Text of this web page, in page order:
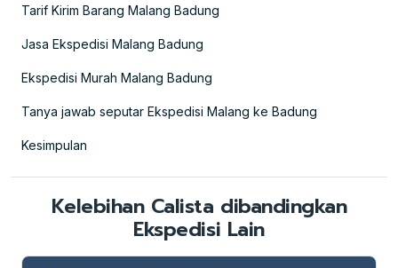
Tarif Kirim Barang Malang Badung
Jasa Ekspedisi Malang Badung
Ekspedisi Murah Malang Badung
Tanya jawab seputar Ekspedisi Malang ke Badung
Kesimpulan
Kelebihan Calista dibandingkan
Ekspedisi Lain